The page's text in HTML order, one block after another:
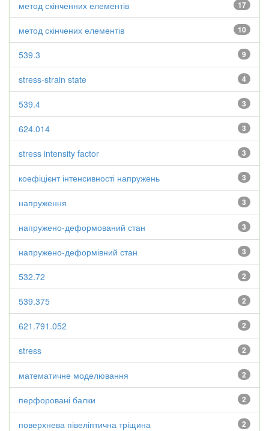
17
метод скінченних елементів
10
метод скінчених елементів
9
539.3
4
stress-strain state
3
539.4
3
624.014
3
stress intensity factor
3
коефіцієнт інтенсивності напружень
3
напруження
3
напружено-деформований стан
3
напружено-деформівний стан
2
532.72
2
539.375
2
621.791.052
2
stress
2
математичне моделювання
2
перфоровані балки
2
поверхнева півеліптична тріщина